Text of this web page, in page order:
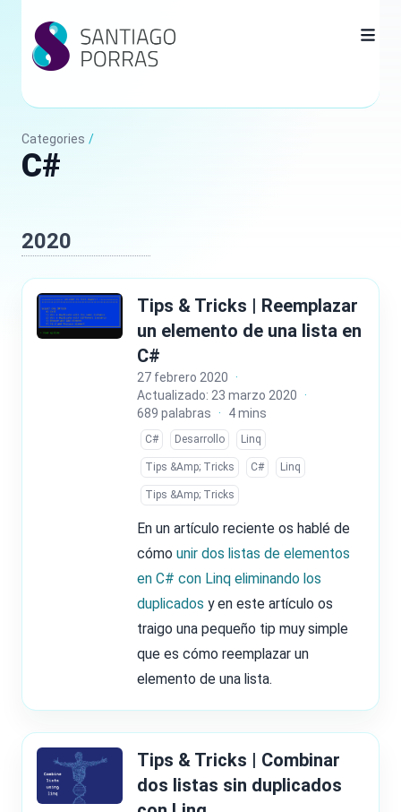
Categories /
C#
2020
Tips & Tricks | Reemplazar
un elemento de una lista en
C#
27 febrero 2020 ·
Actualizado: 23 marzo 2020 ·
689 palabras · 4 mins
C# Desarrollo Linq
Tips &Amp; Tricks C# Linq
Tips &Amp; Tricks
En un artículo reciente os hablé de
cómo unir dos listas de elementos
en C# con Linq eliminando los
duplicados y en este artículo os
traigo una pequeño tip muy simple
que es cómo reemplazar un
elemento de una lista.
Tips & Tricks | Combinar
dos listas sin duplicados